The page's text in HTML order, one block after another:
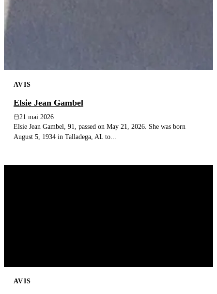
AVIS
Elsie Jean Gambel
21 mai 2026
Elsie Jean Gambel, 91, passed on May 21, 2026. She was born
August 5, 1934 in Talladega, AL to...
AVIS